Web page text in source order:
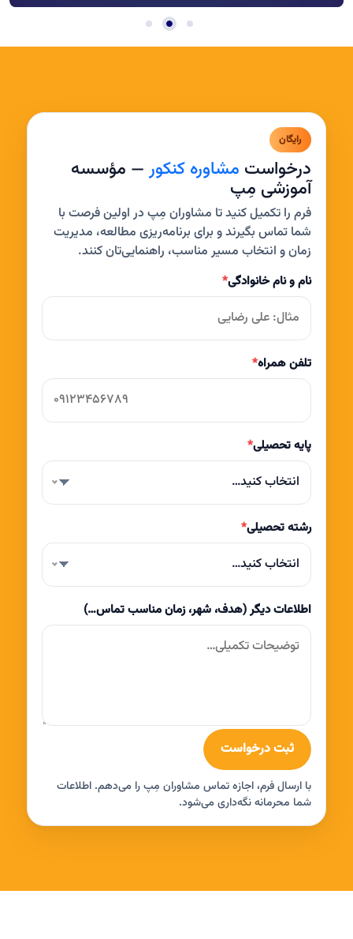
رایگان
درخواست مشاوره کنکور— مؤسسه
آموزشی مِپ
فرم را تکمیل کنید تا مشاوران مِپ در اولین فرصت با
شما تماس بگیرند و برای برنامه‌ریزی مطالعه، مدیریت
زمان و انتخاب مسیر مناسب، راهنمایی‌تان کنند.
نام و نام خانوادگی*
تلفن همراه*
پایه تحصیلی*
انتخاب کنید…
رشته تحصیلی*
انتخاب کنید…
اطلاعات دیگر (هدف، شهر، زمان مناسب تماس…)
ثبت درخواست
با ارسال فرم، اجازه تماس مشاوران مِپ را می‌دهم. اطلاعات
شما محرمانه نگه‌داری می‌شود.